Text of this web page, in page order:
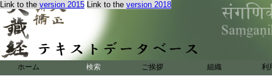
Link to the version 2015 Link to the version 2018
ホーム 検索 ご挨拶 組織 利